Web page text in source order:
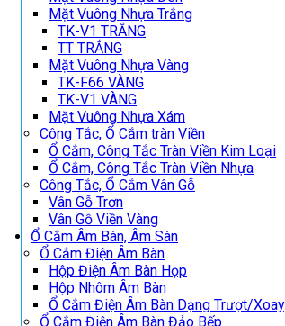
Mặt Vuông Nhựa Trắng
TK-V1 TRẮNG
TT TRẮNG
Mặt Vuông Nhựa Vàng
TK-F66 VÀNG
TK-V1 VÀNG
Mặt Vuông Nhựa Xám
Công Tắc, Ổ Cắm tràn Viền
Ổ Cắm, Công Tắc Tràn Viền Kim Loại
Ổ Cắm, Công Tắc Tràn Viền Nhựa
Công Tắc, Ổ Cắm Vân Gỗ
Vân Gỗ Trơn
Vân Gỗ Viền Vàng
Ổ Cắm Âm Bàn, Âm Sàn
Ổ Cắm Điện Âm Bàn
Hộp Điện Âm Bàn Họp
Hộp Nhôm Âm Bàn
Ổ Cắm Điện Âm Bàn Dạng Trượt/Xoay
Ổ Cắm Điện Âm Bàn Đảo Bếp